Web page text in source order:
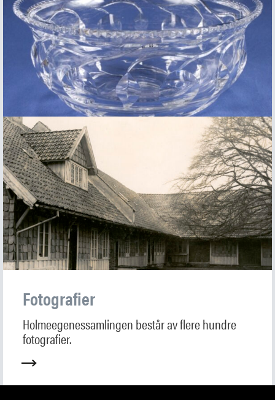
Fotografier
Holmeegenessamlingen består av flere hundre
fotografier.